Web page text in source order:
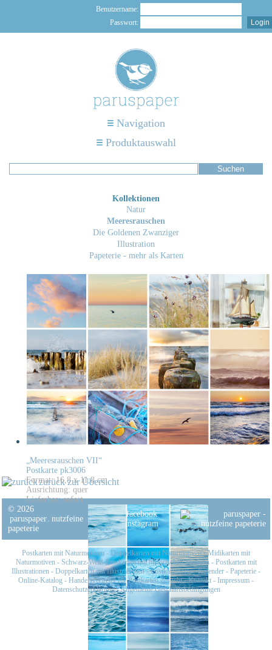
Benutzername:
Passwort:
Navigation
Produktauswahl
Kollektionen
Natur
Meeresrauschen
Die Goldenen Zwanziger
Illustration
Papeterie - mehr als Karten
„Meeresrauschen VII“
Postkarte pk3006
Format: 16,8 x 11,8 cm
Ausrichtung: quer
Lieferbar: sofort
zurück zur Übersicht
© 2026
paruspaper. nutzfeine
papeterie
facebook
instagram
Postkarten mit Naturmotiven - Doppelkarten mit Naturmotiven-Midikarten mit
Naturmotiven- Schwarz-Weiß-Postkarten mit historischen Motiven- Postkarten mit
Illustrationen - Doppelkarten mit Illustrationen-Postkartensets-Kalender - Papeterie -
Online-Katalog - Handelsvertreter für Postkarten gesucht-Kontakt - Impressum -
Datenschutzerklärung-Allgemeine Geschäftsbedingungen